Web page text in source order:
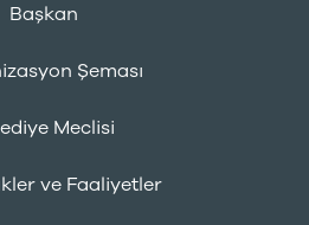
Başkan
Şeması
Meclisi
ve Faaliyetler